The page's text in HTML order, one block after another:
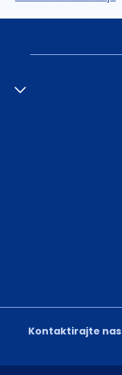
Kontaktirajte nas